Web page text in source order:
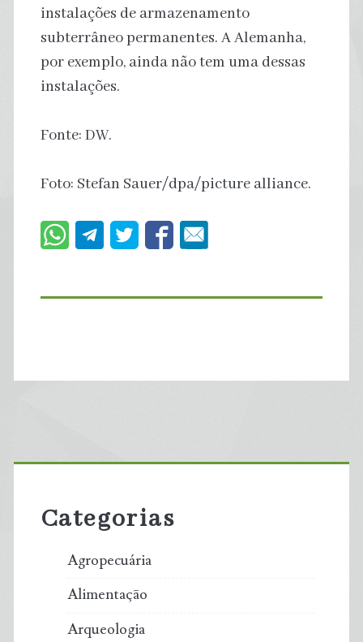
instalações de armazenamento
subterrâneo permanentes. A Alemanha,
por exemplo, ainda não tem uma dessas
instalações.
Fonte: DW.
Foto: Stefan Sauer/dpa/picture alliance.
Primary
Sidebar
Categorias
Agropecuária
Alimentação
Arqueologia